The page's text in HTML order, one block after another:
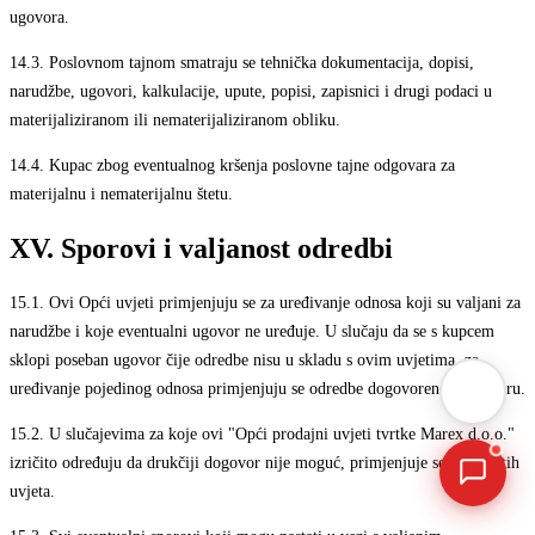
ugovora.
14.3. Poslovnom tajnom smatraju se tehnička dokumentacija, dopisi,
narudžbe, ugovori, kalkulacije, upute, popisi, zapisnici i drugi podaci u
materijaliziranom ili nematerijaliziranom obliku.
14.4. Kupac zbog eventualnog kršenja poslovne tajne odgovara za
materijalnu i nematerijalnu štetu.
XV. Sporovi i valjanost odredbi
15.1.
Ovi Opći uvjeti primjenjuju se za uređivanje odnosa koji su valjani za
narudžbe i koje eventualni ugovor ne uređuje. U slučaju da se s kupcem
sklopi poseban ugovor čije odredbe nisu u skladu s ovim uvjetima, za
uređivanje pojedinog odnosa primjenjuju se odredbe dogovorene u ugovoru.
15.2. U slučajevima za koje ovi "Opći prodajni uvjeti tvrtke Marex d.o.o."
izričito određuju da drukčiji dogovor nije moguć, primjenjuje se sadržaj tih
uvjeta.
+386 1 7888 350
↗
Marex asistent
AI asistent · brzi odgovori
Zdravo! Ja sam Marex virtuelni asistent. Kako
mogu da pomognem?